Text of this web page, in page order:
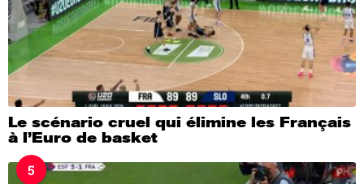
Le scénario cruel qui élimine les Français
à l’Euro de basket
5